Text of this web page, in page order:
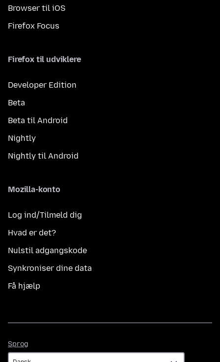
Browser til iOS
Firefox Focus
Firefox til udviklere
Developer Edition
Beta
Beta til Android
Nightly
Nightly til Android
Mozilla-konto
Log ind/Tilmeld dig
Hvad er det?
Nulstil adgangskode
Synkroniser dine data
Få hjælp
Sprog